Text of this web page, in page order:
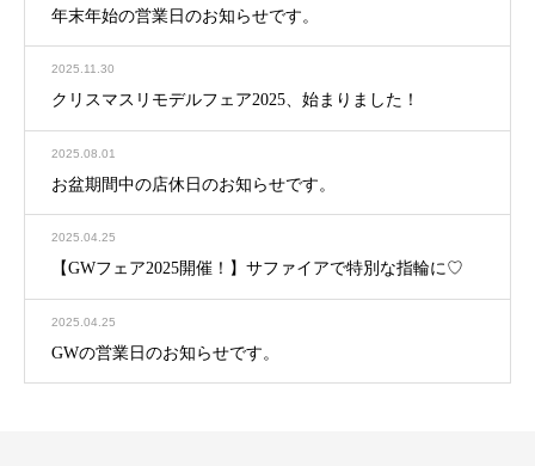
年末年始の営業日のお知らせです。
2025.11.30
クリスマスリモデルフェア2025、始まりました！
2025.08.01
お盆期間中の店休日のお知らせです。
2025.04.25
【GWフェア2025開催！】サファイアで特別な指輪に♡
2025.04.25
GWの営業日のお知らせです。